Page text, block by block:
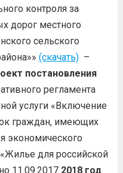
контроля за
дорог местного
сельского
(скачать)–
постановления
регламента
услуги «Включение
граждан, имеющих
экономического
для российской
11.09.2017 2018 год